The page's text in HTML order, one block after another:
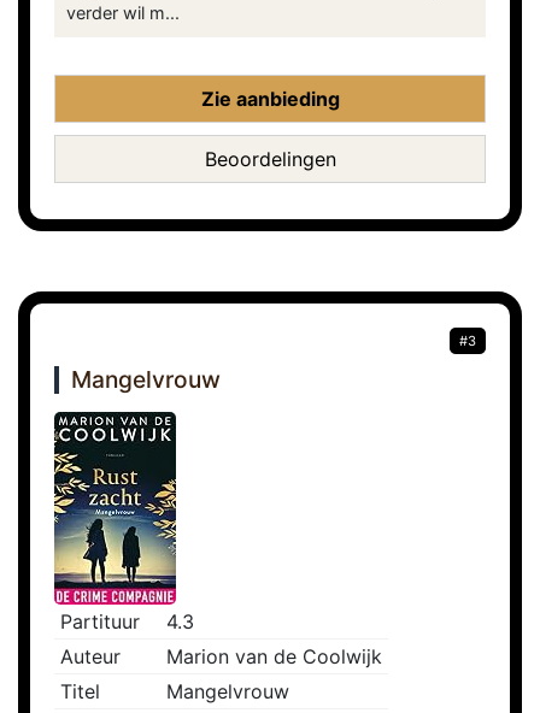
verder wil m...
Zie aanbieding
Beoordelingen
#3
Mangelvrouw
Partituur
4.3
Auteur
Marion van de Coolwijk
Titel
Mangelvrouw